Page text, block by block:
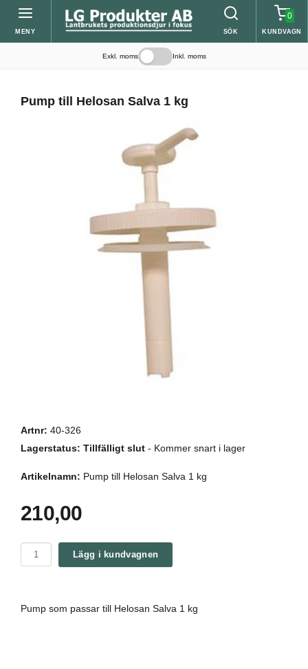
MENY SÖK
0
KUNDVAGN
Exkl. moms Inkl. moms
Pump till Helosan Salva 1 kg
Artnr: 40-326
Lagerstatus: Tillfälligt slut - Kommer snart i lager
Artikelnamn: Pump till Helosan Salva 1 kg
210,00
Lägg i kundvagnen
Pump som passar till Helosan Salva 1 kg